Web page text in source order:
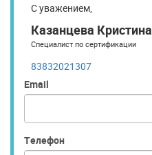
С уважением,
Казанцева Кристина
Специалист по сертификации
83832021307
Email
Телефон